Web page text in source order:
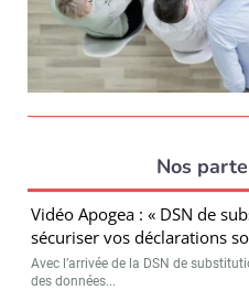
Nos
Vidéo Apogea : « DSN de
sécuriser vos déclarations
Avec l’arrivée de la DSN de
des données...